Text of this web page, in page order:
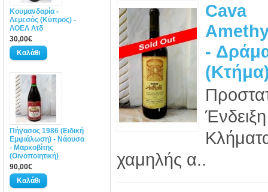
Κουμανδαρία -
Λεμεσός (Κύπρος) -
ΛΟΕΛ Λτδ
30,00€
Πήγασος 1986 (Ειδική
Εμφιάλωση) - Νάουσα
- Μαρκοβίτης
(Οινοποιητική)
90,00€
Cava
-
χαμηλής α..